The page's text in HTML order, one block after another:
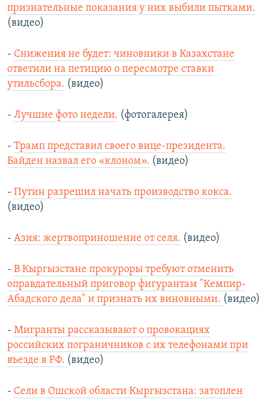
признательные показания у них выбили пытками.
(видео)
- Снижения не будет: чиновники в Казахстане
ответили на петицию о пересмотре ставки
утильсбора. (видео)
- Лучшие фото недели. (фотогалерея)
- Трамп представил своего вице-президента.
Байден назвал его «клоном». (видео)
- Путин разрешил начать производство кокса.
(видео)
- Азия: жертвоприношение от селя. (видео)
- В Кыргызстане прокуроры требуют отменить
оправдательный приговор фигурантам "Кемпир-
Абадского дела" и признать их виновными. (видео)
- Мигранты рассказывают о провокациях
российских пограничников с их телефонами при
въезде в РФ. (видео)
- Сели в Ошской области Кыргызстана: затоплен